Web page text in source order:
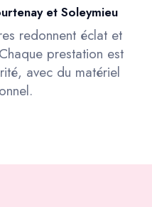
et Soleymieu
redonnent éclat et
prestation est
avec du matériel